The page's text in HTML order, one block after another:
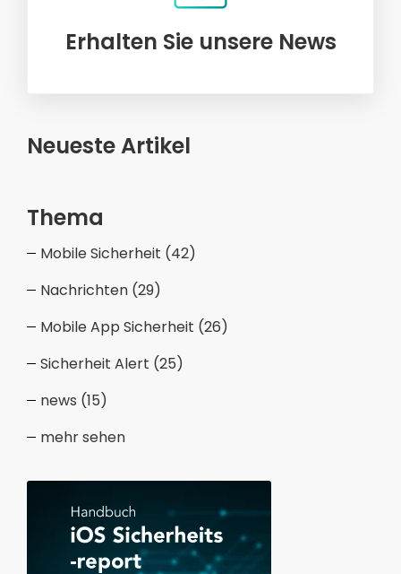
Erhalten Sie unsere News
Neueste Artikel
Thema
Mobile Sicherheit (42)
Nachrichten (29)
Mobile App Sicherheit (26)
Sicherheit Alert (25)
news (15)
mehr sehen